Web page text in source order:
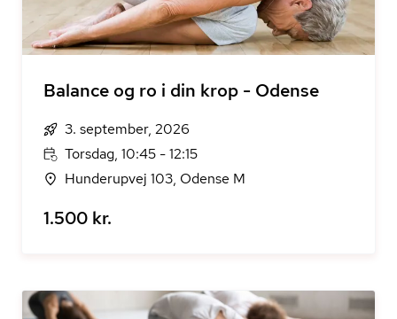
Balance og ro i din krop - Odense
3. september, 2026
Torsdag, 10:45 - 12:15
Hunderupvej 103, Odense M
1.500 kr.